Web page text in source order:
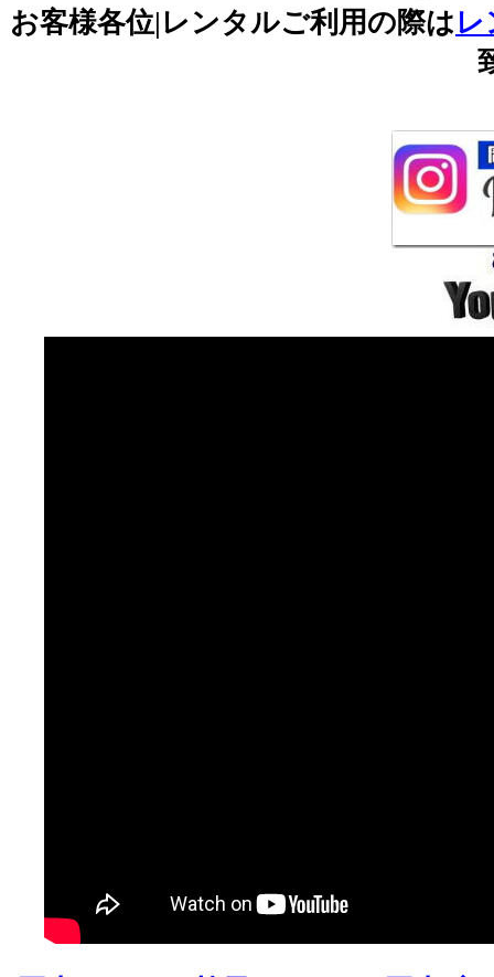
お客様各位|レンタルご利用の際は